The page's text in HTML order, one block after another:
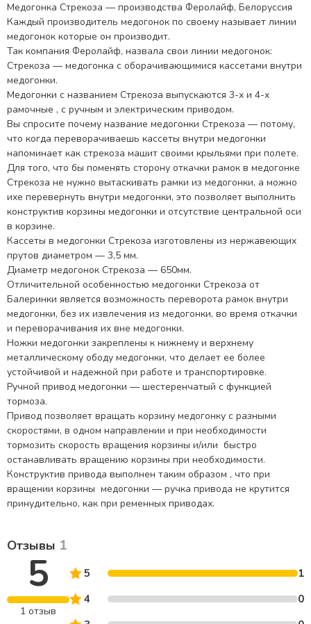
Медогонка Стрекоза — производства Феролайф, Белоруссия
Каждый производитель медогонок по своему называет линии
медогонок которые он производит.
Так компания Феролайф, назвала свои линии медогонок:
Стрекоза — медогонка с оборачивающимися кассетами внутри
медогонки.
Медогонки с названием Стрекоза выпускаются 3-х и 4-х
рамочные , с ручным и электрическим приводом.
Вы спросите почему название медогонки Стрекоза — потому,
что когда переворачиваешь кассеты внутри медогонки
напоминает как стрекоза машит своими крыльями при полете.
Для того, что бы поменять сторону откачки рамок в медогонке
Стрекоза не нужно вытаскивать рамки из медогонки, а можно
ихе перевернуть внутри медогонки, это позволяет выполнить
конструктив корзины медогонки и отсутствие центральной оси
в корзине.
Кассеты в медогонки Стрекоза изготовлены из нержавеющих
прутов диаметром — 3,5 мм.
Диаметр медогонок Стрекоза — 650мм.
Отличительной особенностью медогонки Стрекоза от
Балеринки является возможность переворота рамок внутри
медогонки, без их извлечения из медогонки, во время откачки
и переворачивания их вне медогонки.
Ножки медогонки закреплены к нижнему и верхнему
металлическому ободу медогонки, что делает ее более
устойчивой и надежной при работе и транспортировке.
Ручной привод медогонки — шестеренчатый с функцией
тормоза.
Привод позволяет вращать корзину медогонку с разными
скоростями, в одном направлении и при необходимости
тормозить скорость вращения корзины и/или быстро
останавливать вращению корзины при необходимости.
Конструктив привода выполнен таким образом , что при
вращении корзины медогонки — ручка привода не крутится
принудительно, как при ременных приводах.
Отзывы 1
5
1 отзыв
5
1
4
0